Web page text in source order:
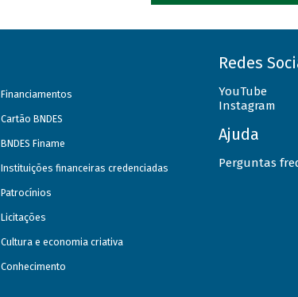
Financiamentos
Cartão BNDES
BNDES Finame
Instituições financeiras credenciadas
Patrocínios
Licitações
Cultura e economia criativa
Conhecimento
Redes
YouTube
Instagram
Ajuda
Perguntas